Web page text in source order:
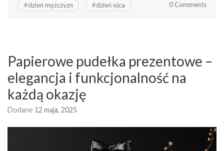
#dzień mężczyzn #dzień ojca 0 Comments
Papierowe pudełka prezentowe –
elegancja i funkcjonalność na
każdą okazję
Dodane 12 maja, 2025